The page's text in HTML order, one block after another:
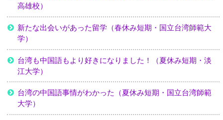
高雄校）
新たな出会いがあった留学（春休み短期・国立台湾師範大
学）
台湾も中国語もより好きになりました！（夏休み短期・淡
江大学）
台湾の中国語事情がわかった（夏休み短期・国立台湾師範
大学）